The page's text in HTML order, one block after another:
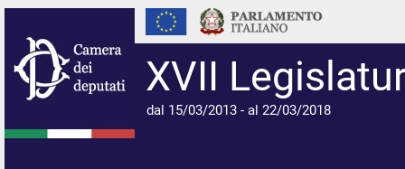
XVII
dal 15/03/2013 - al 22/03/2018